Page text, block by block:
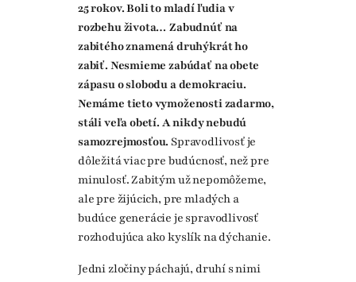
25 rokov. Boli to mladí ľudia v
rozbehu života… Zabudnúť na
zabitého znamená druhýkrát ho
zabiť. Nesmieme zabúdať na obete
zápasu o slobodu a demokraciu.
Nemáme tieto vymoženosti zadarmo,
stáli veľa obetí. A nikdy nebudú
samozrejmosťou. Spravodlivosť je
dôležitá viac pre budúcnosť, než pre
minulosť. Zabitým už nepomôžeme,
ale pre žijúcich, pre mladých a
budúce generácie je spravodlivosť
rozhodujúca ako kyslík na dýchanie.
Jedni zločiny páchajú, druhí s nimi